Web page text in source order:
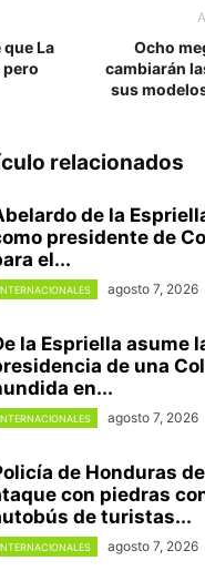
La
Ocho
cambiarán
sus
relacionados
de la
presidente de
el...
agosto 7, 2026
la Espriella asume
de una
en...
agosto 7, 2026
de Honduras
con piedras
de turistas...
agosto 7, 2026